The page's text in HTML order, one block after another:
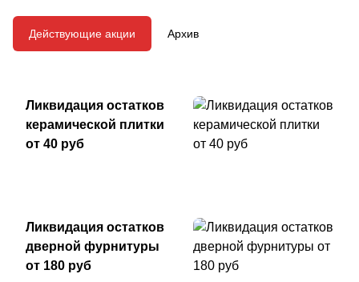
Действующие акции Архив
Ликвидация остатков
керамической плитки
от 40 руб
Ликвидация остатков
дверной фурнитуры
от 180 руб